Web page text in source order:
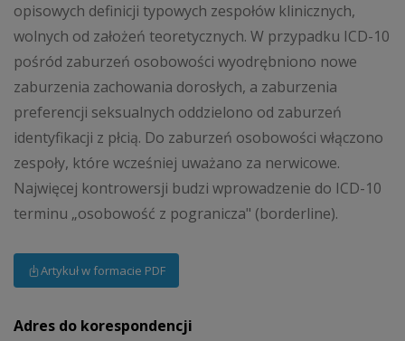
opisowych definicji typowych zespołów klinicznych,
wolnych od założeń teoretycznych. W przypadku ICD-10
pośród zaburzeń osobowości wyodrębniono nowe
zaburzenia zachowania dorosłych, a zaburzenia
preferencji seksualnych oddzielono od zaburzeń
identyfikacji z płcią. Do zaburzeń osobowości włączono
zespoły, które wcześniej uważano za nerwicowe.
Najwięcej kontrowersji budzi wprowadzenie do ICD-10
terminu „osobowość z pogranicza" (borderline).
Artykuł w formacie PDF
Adres do korespondencji